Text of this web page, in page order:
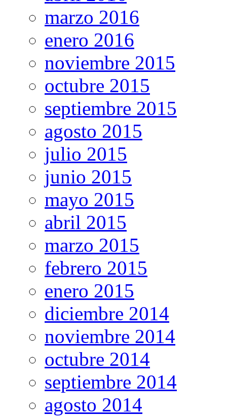
marzo 2016
enero 2016
noviembre 2015
octubre 2015
septiembre 2015
agosto 2015
julio 2015
junio 2015
mayo 2015
abril 2015
marzo 2015
febrero 2015
enero 2015
diciembre 2014
noviembre 2014
octubre 2014
septiembre 2014
agosto 2014